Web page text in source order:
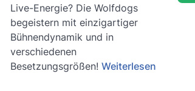
Live-Energie? Die Wolfdogs
begeistern mit einzigartiger
Bühnendynamik und in
verschiedenen
Besetzungsgrößen! Weiterlesen